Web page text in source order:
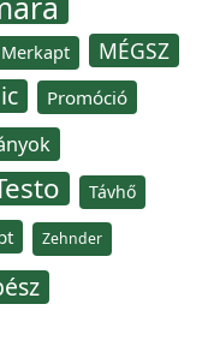
Merkapt MÉGSZ
Promóció
Távhő
Zehnder